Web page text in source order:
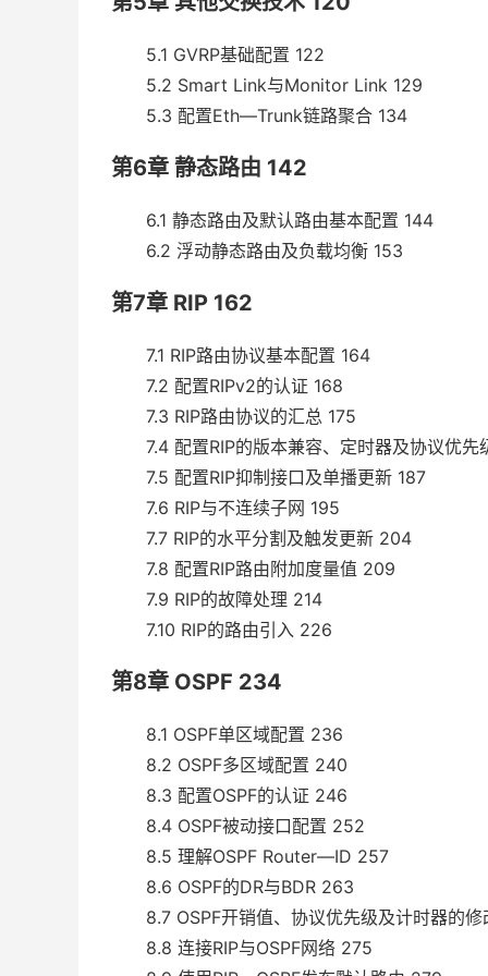
5.1 GVRP基础配置 122
5.2 Smart Link与Monitor Link 129
5.3 配置Eth—Trunk链路聚合 134
第6章 静态路由 142
6.1 静态路由及默认路由基本配置 144
6.2 浮动静态路由及负载均衡 153
第7章 RIP 162
7.1 RIP路由协议基本配置 164
7.2 配置RIPv2的认证 168
7.3 RIP路由协议的汇总 175
7.4 配置RIP的版本兼容、定时器及协议优先
7.5 配置RIP抑制接口及单播更新 187
7.6 RIP与不连续子网 195
7.7 RIP的水平分割及触发更新 204
7.8 配置RIP路由附加度量值 209
7.9 RIP的故障处理 214
7.10 RIP的路由引入 226
第8章 OSPF 234
8.1 OSPF单区域配置 236
8.2 OSPF多区域配置 240
8.3 配置OSPF的认证 246
8.4 OSPF被动接口配置 252
8.5 理解OSPF Router—ID 257
8.6 OSPF的DR与BDR 263
8.7 OSPF开销值、协议优先级及计时器的
8.8 连接RIP与OSPF网络 275